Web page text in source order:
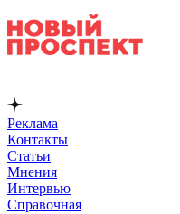
Реклама
Контакты
Статьи
Мнения
Интервью
Справочная